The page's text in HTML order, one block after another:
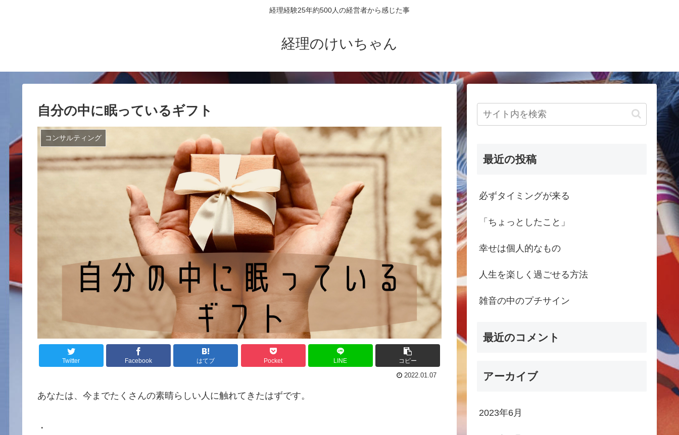
経理経験25年約500人の経営者から感じた事
経理のけいちゃん
自分の中に眠っているギフト
コンサルティング
Twitter Facebook はてブ Pocket LINE コピー
2022.01.07
あなたは、今までたくさんの素晴らしい人に触れてきたはずです。
・
最近の投稿
必ずタイミングが来る
「ちょっとしたこと」
幸せは個人的なもの
人生を楽しく過ごせる方法
雑音の中のプチサイン
最近のコメント
アーカイブ
2023年6月